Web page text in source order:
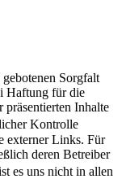
Sorgfalt
Haftung für die
Inhalte
Kontrolle
externer Links. Für
deren Betreiber
es uns nicht in allen